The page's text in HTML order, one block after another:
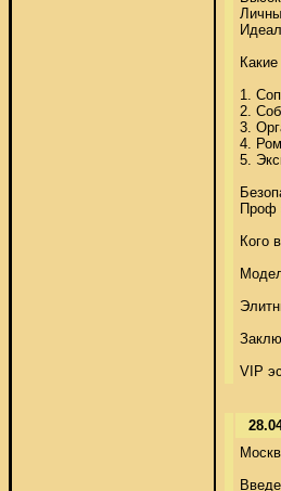
1.
2.
3.
4.
5.
Проф
Кого
VIP